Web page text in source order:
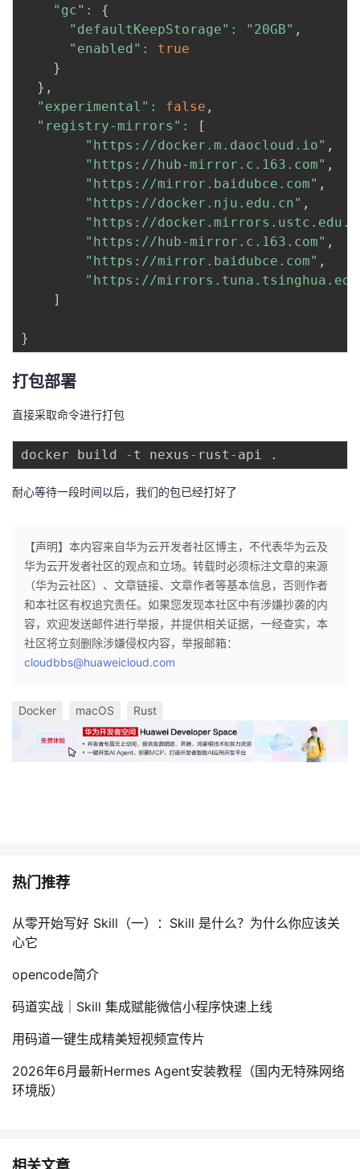
"gc" :
{
"defaultKeepStorage" : "20GB" ,
"enabled" :
true
}
} ,
"experimental" : false ,
"registry-mirrors" :
[
"https://docker.m.daocloud.io" ,
"https://hub-mirror.c.163.com" ,
"https://mirror.baidubce.com" ,
"https://docker.nju.edu.cn" ,
"https://
"https://hub-mirror.c.163.com" ,
"https://mirror.baidubce.com" ,
"https://
]
}
打包部署
直接采取命令进行打包
docker build - t nexus - rust - api .
耐心等待一段时间以后，我们的包已经打好了
【声明】本内容来自华为云开发者社区博主，不代表华为云及
华为云开发者社区的观点和立场。转载时必须标注文章的来源
（华为云社区）、文章链接、文章作者等基本信息，否则作者
和本社区有权追究责任。如果您发现本社区中有涉嫌抄袭的内
容，欢迎发送邮件进行举报，并提供相关证据，一经查实，本
社区将立刻删除涉嫌侵权内容，举报邮箱：
cloudbbs@huaweicloud.com
Docker macOS Rust
热门推荐
从零开始写好 Skill（一）：Skill 是什么？为什么你应该关
心它
opencode简介
码道实战｜Skill 集成赋能微信小程序快速上线
用码道一键生成精美短视频宣传片
2026年6月最新Hermes Agent安装教程（国内无特殊网络
环境版）
相关文章